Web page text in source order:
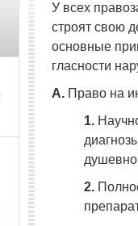
У всех
строят свою
основные
гласности
А. Право на
1.
2.